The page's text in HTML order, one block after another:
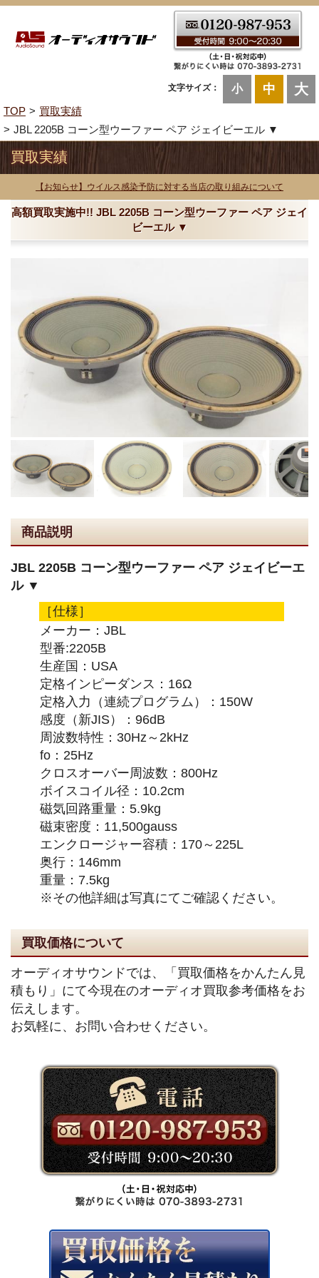
文字サイズ： 小 中 大
TOP
買取実績
JBL 2205B コーン型ウーファー ペア ジェイビーエル ▼
買取実績
【お知らせ】ウイルス感染予防に対する当店の取り組みについて
高額買取実施中!! JBL 2205B コーン型ウーファー ペア ジェイ
ビーエル ▼
商品説明
JBL 2205B コーン型ウーファー ペア ジェイビーエ
ル ▼
［仕様］
メーカー：JBL
型番:2205B
生産国：USA
定格インピーダンス：16Ω
定格入力（連続プログラム）：150W
感度（新JIS）：96dB
周波数特性：30Hz～2kHz
fo：25Hz
クロスオーバー周波数：800Hz
ボイスコイル径：10.2cm
磁気回路重量：5.9kg
磁束密度：11,500gauss
エンクロージャー容積：170～225L
奥行：146mm
重量：7.5kg
※その他詳細は写真にてご確認ください。
買取価格について
オーディオサウンドでは、「買取価格をかんたん見
積もり」にて今現在のオーディオ買取参考価格をお
伝えします。
お気軽に、お問い合わせください。